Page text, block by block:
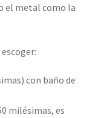
el metal como la
con baño de
milésimas, es